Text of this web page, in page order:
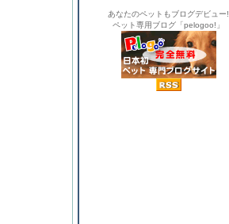
あなたのペットもブログデビュー!
ペット専用ブログ「pelogoo!」